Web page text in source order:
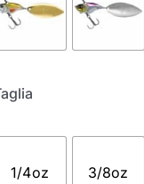
1/4oz 3/8oz